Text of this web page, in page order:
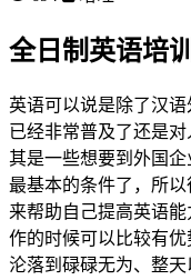
全日制英语培
英语可以说是除了汉
已经非常普及了还是
其是一些想要到外国
最基本的条件了，所
来帮助自己提高英语
作的时候可以比较有
沦落到碌碌无为、整